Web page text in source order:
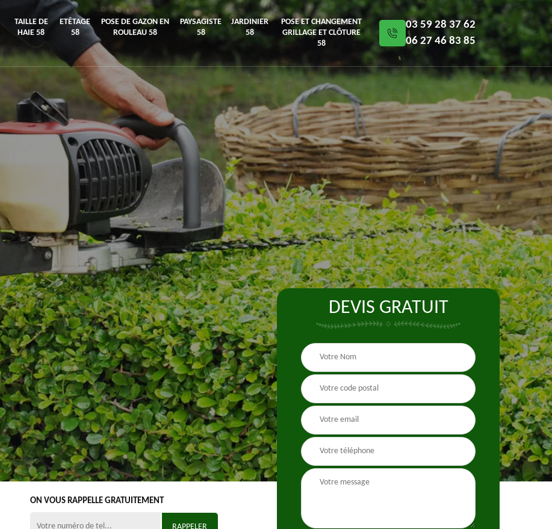
TAILLE DE
HAIE 58
ETÊTAGE
58
POSE DE GAZON EN
ROULEAU 58
PAYSAGISTE
58
JARDINIER
58
POSE ET CHANGEMENT
GRILLAGE ET CLÔTURE
58
03 59 28 37 62
06 27 46 83 85
ON VOUS RAPPELLE GRATUITEMENT
DEVIS GRATUIT